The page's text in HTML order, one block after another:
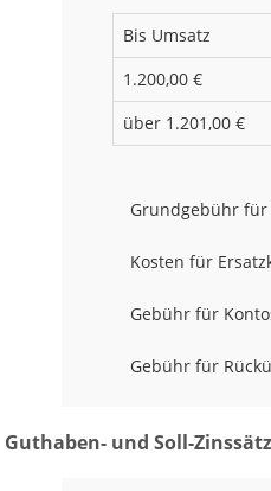
Bis Umsatz
1.200,00 €
über 1.201,00 €
Grundgebühr
Kosten für
Gebühr für
Gebühr für
Guthaben- und Soll-